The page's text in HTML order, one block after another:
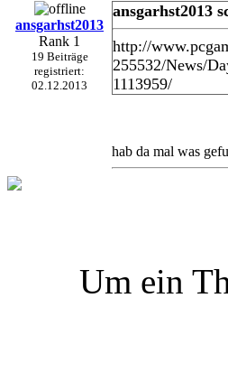
ansgarhst2013
Rank 1
19 Beiträge
registriert:
02.12.2013
ansgarhst2013
http://
255532/News/
1113959/
hab da mal was
Um ein